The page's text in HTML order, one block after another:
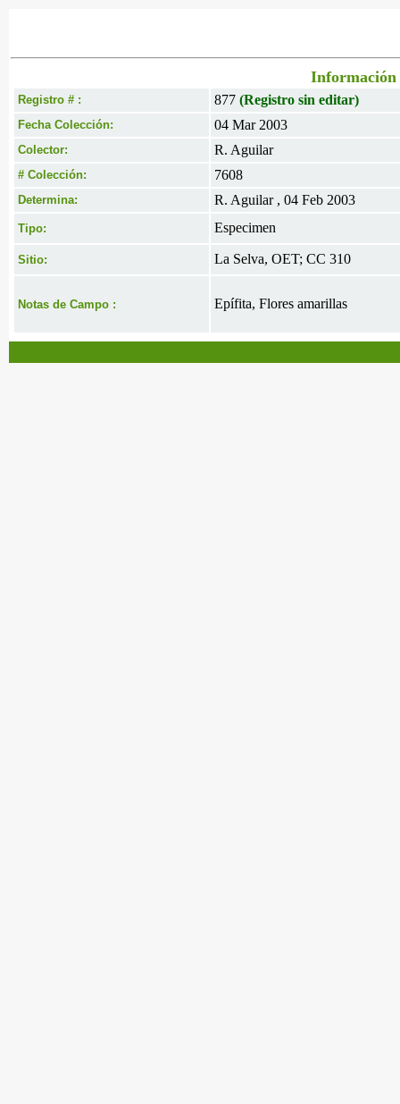
Información
Registro # : 877 (Registro sin editar)
Fecha Colección: 04 Mar 2003
Colector: R. Aguilar
# Colección: 7608
Determina: R. Aguilar , 04 Feb 2003
Tipo: Especimen
Sitio: La Selva, OET; CC 310
Notas de Campo : Epífita, Flores amarillas